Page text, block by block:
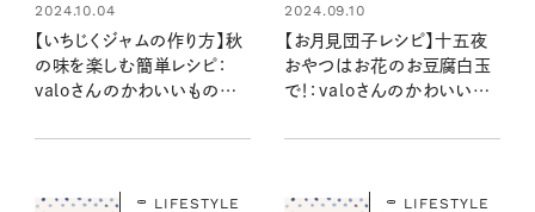
2024.10.04
【いちじくジャムの作り方】秋
の味を楽しむ簡単レシピ：
valoさんのかわいいもの探
2024.09.10
【お月見団子レシピ】十五夜
おやつはお花のお豆腐白玉
で！：valoさんのかわいいも
LIFESTYLE LIFESTYLE